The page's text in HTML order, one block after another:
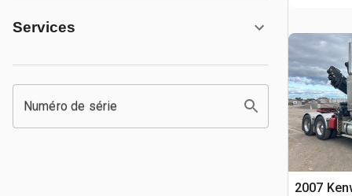
Services
Numéro de série
2007